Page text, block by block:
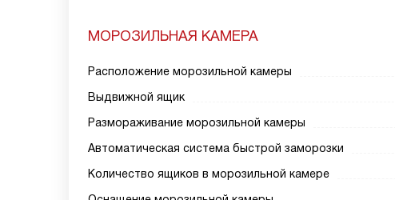
МОРОЗИЛЬНАЯ КАМЕРА
Расположение морозильной камеры
Выдвижной ящик
Размораживание морозильной камеры
Автоматическая система быстрой заморозки
Количество ящиков в морозильной камере